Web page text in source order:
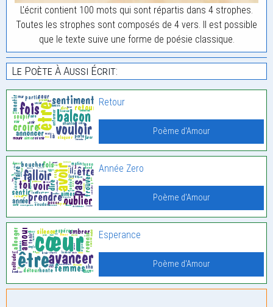
L'écrit contient 100 mots qui sont répartis dans 4 strophes.
Toutes les strophes sont composés de 4 vers. Il est possible
que le texte suive une forme de poésie classique.
Le Poète À Aussi Écrit:
Retour
Poème d'Amour
Année Zero
Poème d'Amour
Esperance
Poème d'Amour